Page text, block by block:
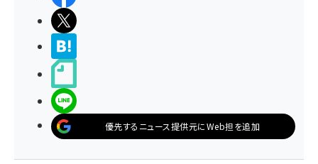
優先するニュース提供元にWeb担を追加